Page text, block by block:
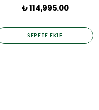
₺ 114,995.00
SEPETE EKLE